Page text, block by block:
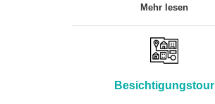
Mehr lesen
Besichtigungstour